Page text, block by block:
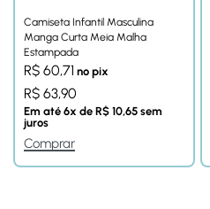
Camiseta Infantil Masculina
Manga Curta Meia Malha
Estampada
R$ 60,71 no pix
R$ 63,90
Em até 6x de R$ 10,65 sem
juros
Comprar